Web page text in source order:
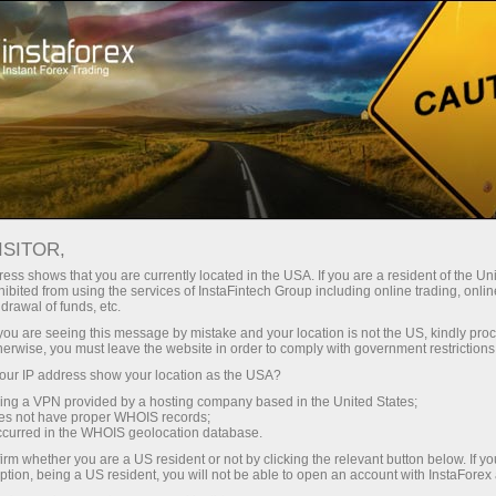
Untuk Pemula
Informasi yang berguna
DeMarker - DeM
Indikator teknik DeMarker (DeM) berdasarkan pada
perbandingan bar maksimum saat ini dan sebelumnya.
Saat maksimum terkini terletak diatas yang
sebelumnya, perbedan antaranya terlihat. Saat
maksimum terkini terletak di level yang sama dengan
shows that you are currently located in the USA. If you are a resident of the
from using the services of InstaFintech Group including online trading,
of funds, etc.
are seeing this message by mistake and your location is not the US, kindly
you must leave the website in order to comply with government
IP address show your location as the USA?
a VPN provided by a hosting company based in the United States;
not have proper WHOIS records;
in the WHOIS geolocation database.
whether you are a US resident or not by clicking the relevant button below. If
being a US resident, you will not be able to open an account with InstaForex